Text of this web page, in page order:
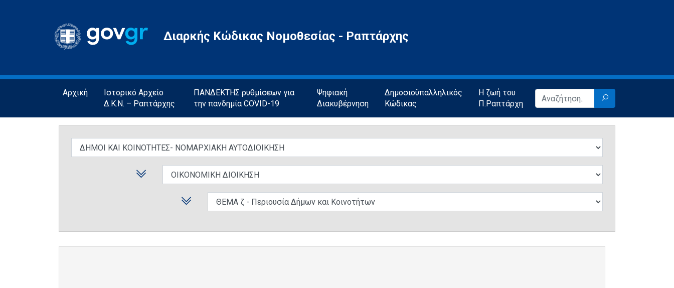
Gov.gr
Διαρκής Κώδικας Νομοθεσίας - Ραπτάρχης
Αρχική
Ιστορικό Αρχείο
Δ.Κ.Ν. – Ραπτάρχης
ΠΑΝΔΕΚΤΗΣ ρυθμίσεων για
την πανδημία COVID-19
Ψηφιακή
Διακυβέρνηση
Δημοσιοϋπαλληλικός
Κώδικας
Η ζωή του
Π.Ραπτάρχη